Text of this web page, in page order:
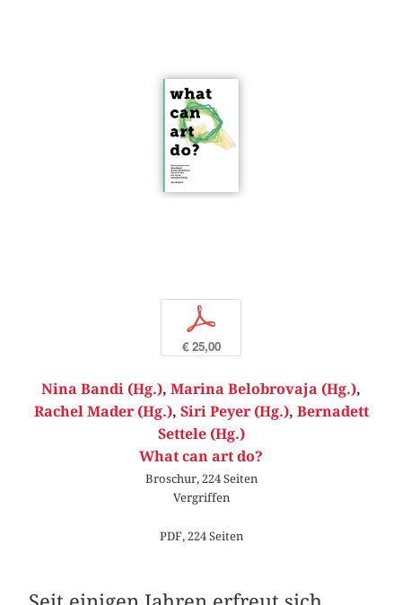
p
€ 25,00
Nina Bandi (Hg.), Marina Belobrovaja (Hg.),
Rachel Mader (Hg.), Siri Peyer (Hg.), Bernadett
Settele (Hg.)
What can art do?
Broschur, 224 Seiten
Vergriffen
PDF, 224 Seiten